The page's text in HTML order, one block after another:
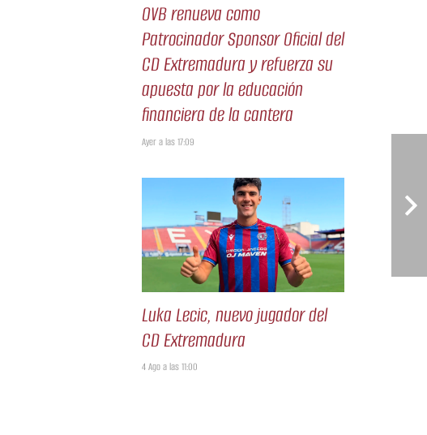
OVB renueva como
Patrocinador Sponsor Oficial del
CD Extremadura y refuerza su
apuesta por la educación
financiera de la cantera
Ayer a las 17:09
Luka Lecic, nuevo jugador del
CD Extremadura
4 Ago a las 11:00